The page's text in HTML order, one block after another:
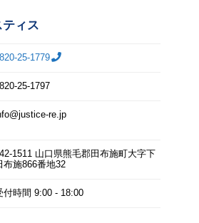
ィス
25-1779
25-1797
re.jp
1511 山口県熊毛郡田布施町大字下
布施866番地32
付時間 9:00 - 18:00